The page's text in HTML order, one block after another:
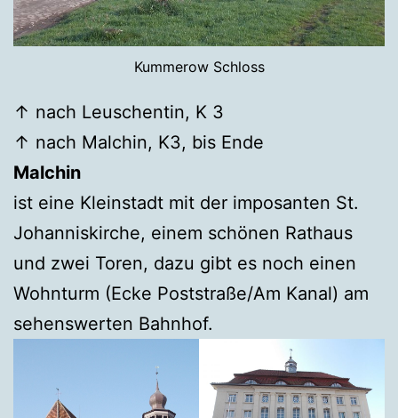
Kummerow Schloss
↑ nach Leuschentin, K 3
↑ nach Malchin, K3, bis Ende
Malchin
ist eine Kleinstadt mit der imposanten St.
Johanniskirche, einem schönen Rathaus
und zwei Toren, dazu gibt es noch einen
Wohnturm (Ecke Poststraße/Am Kanal) am
sehenswerten Bahnhof.